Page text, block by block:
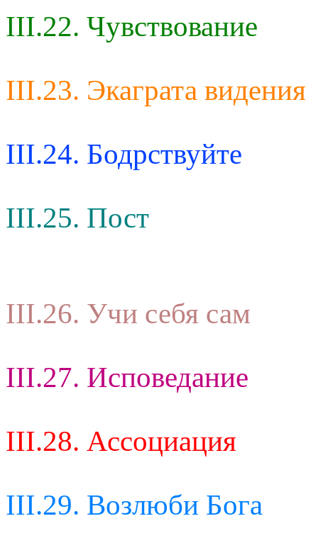
III.22. Чувствование
III.23. Экаграта видения
III.24. Бодрствуйте
III.25. Пост
III.26. Учи себя сам
III.27. Исповедание
III.28. Ассоциация
III.29. Возлюби Бога